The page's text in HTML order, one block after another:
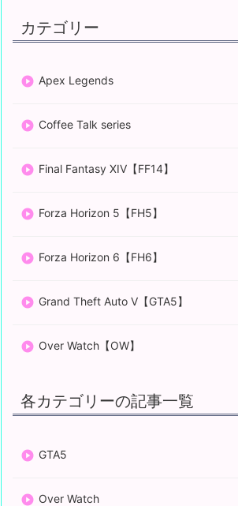
カテゴリー
Apex Legends
Coffee Talk series
Final Fantasy XIV【FF14】
Forza Horizon 5【FH5】
Forza Horizon 6【FH6】
Grand Theft Auto V【GTA5】
Over Watch【OW】
各カテゴリーの記事一覧
GTA5
Over Watch